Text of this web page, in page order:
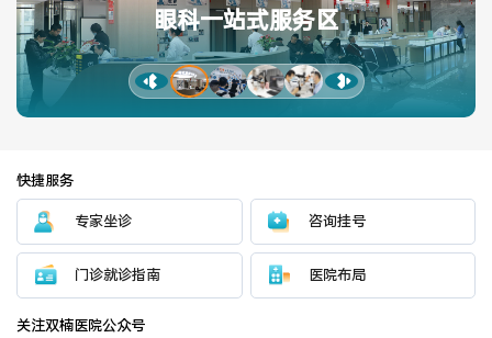
健康管理体检 手术科室
医技科室
眼科一站式服务区
快捷服务
专家坐诊 咨询挂号
门诊就诊指南 医院布局
关注双楠医院公众号